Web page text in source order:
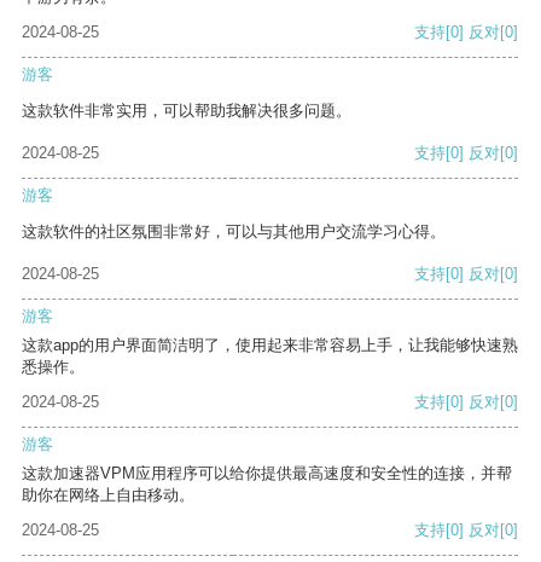
2024-08-25
支持[0] 反对[0]
游客
这款软件非常实用，可以帮助我解决很多问题。
2024-08-25 支持[0] 反对[0]
游客
这款软件的社区氛围非常好，可以与其他用户交流学习心得。
2024-08-25 支持[0] 反对[0]
游客
这款app的用户界面简洁明了，使用起来非常容易上手，让我能够快速熟
悉操作。
2024-08-25
支持[0] 反对[0]
游客
这款加速器VPM应用程序可以给你提供最高速度和安全性的连接，并帮
助你在网络上自由移动。
2024-08-25
支持[0] 反对[0]